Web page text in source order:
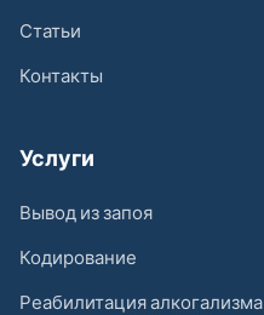
Статьи
Контакты
Услуги
Вывод из запоя
Кодирование
Реабилитация алкогализма